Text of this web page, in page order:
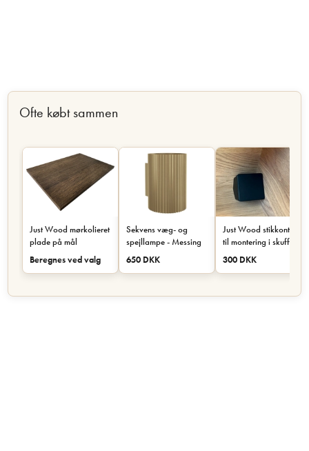
Ofte købt sammen
Just Wood mørkolieret
plade på mål
Beregnes ved valg
Sekvens væg- og
spejllampe - Messing
650 DKK
Just Wood stikkontakt
til montering i skuffe
eller skab - Sort
300 DKK